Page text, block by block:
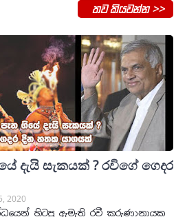
තව කියවන්න >>
දැයි සැකයක් ? රවිගේ ගෙදර
2020
හිටපු ඇමැති රවී කරුණානායක